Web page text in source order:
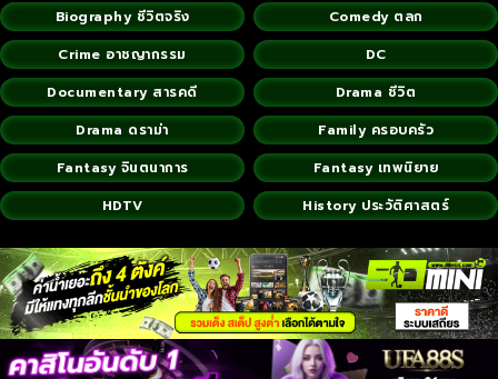
Biography ชีวิตจริง
Comedy ตลก
Crime อาชญากรรม
DC
Documentary สารคดี
Drama ชีวิต
Drama ดราม่า
Family ครอบครัว
Fantasy จินตนาการ
Fantasy เทพนิยาย
HDTV
History ประวัติศาสตร์